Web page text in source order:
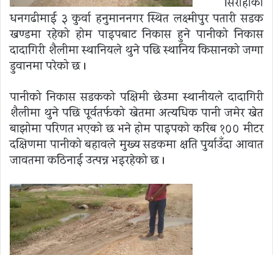
धनगढीमाई ३ कुर्वा हनुमाननगर स्थित लक्ष्मीपुर पतारी सडक
खण्डमा रहेको होम पाइपबाट निकास हुने पानीको निकास
दादागिरी शैलीमा स्थानियले थुने पछि स्थानिय किसानको जग्गा
डुवानमा परेको छ ।
पानीको निकास सडकको पक्षिमी छेउमा स्थानीयले दादागिरी
शैलीमा थुने पछि पूर्वतर्फको खेतमा अत्यधिक पानी जमेर खेत
बाझोमा परिणत भएको छ भने होम पाइपको करिब १०० मीटर
दक्षिणमा पानीको बहावले मुख्य सडकमा क्षति पुर्याउँदा आवात
जावतमा कठिनाई उत्पन्न भइरहेको छ ।